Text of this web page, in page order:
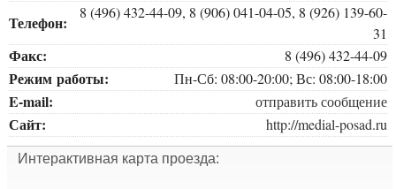
Телефон:
8 (496) 432-44-09, 8 (906) 041-04-05, 8 (926) 139-60-
31
Факс: 8 (496) 432-44-09
Режим работы: Пн-Сб: 08:00-20:00; Вс: 08:00-18:00
E-mail: отправить сообщение
Сайт: http://medial-posad.ru
Интерактивная карта проезда: